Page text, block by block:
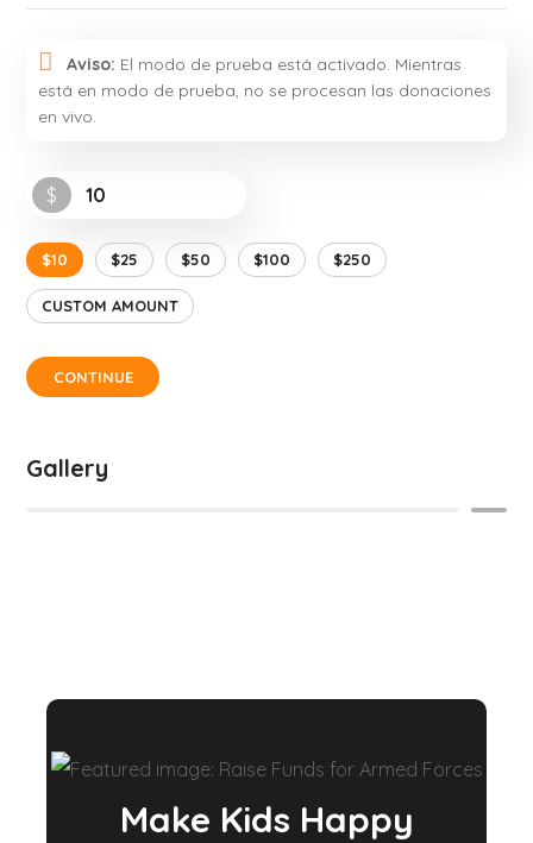
Aviso: El modo de prueba está activado. Mientras
está en modo de prueba, no se procesan las donaciones
en vivo.
$
$10 $25 $50 $100 $250
CUSTOM AMOUNT
CONTINUE
Gallery
Make Kids Happy